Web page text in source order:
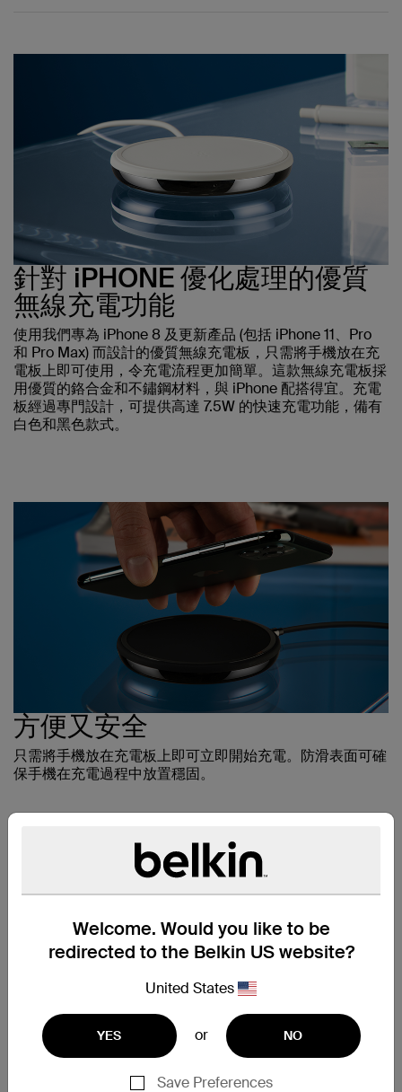
Welcome. Would you like to be
redirected to the Belkin US website?
United States
YES or NO
Save Preferences
針對 iPHONE 優化處理的優質
無線充電功能
使用我們專為 iPhone 8 及更新產品 (包括 iPhone 11、Pro
和 Pro Max) 而設計的優質無線充電板，只需將手機放在充
電板上即可使用，令充電流程更加簡單。這款無線充電板採
用優質的鉻合金和不鏽鋼材料，與 iPhone 配搭得宜。充電
板經過專門設計，可提供高達 7.5W 的快速充電功能，備有
白色和黑色款式。
方便又安全
只需將手機放在充電板上即可立即開始充電。防滑表面可確
保手機在充電過程中放置穩固。
專為 APPLE 而設計